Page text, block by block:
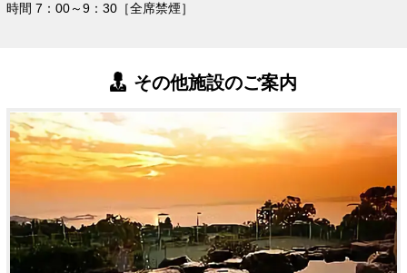
時間 7：00～9：30［全席禁煙］
その他施設のご案内